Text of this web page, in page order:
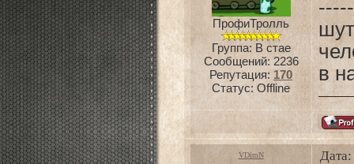
ПрофиТролль
Группа: В стае
Сообщений:2236
Репутация: 170
Статус: Offline
в
VDimN